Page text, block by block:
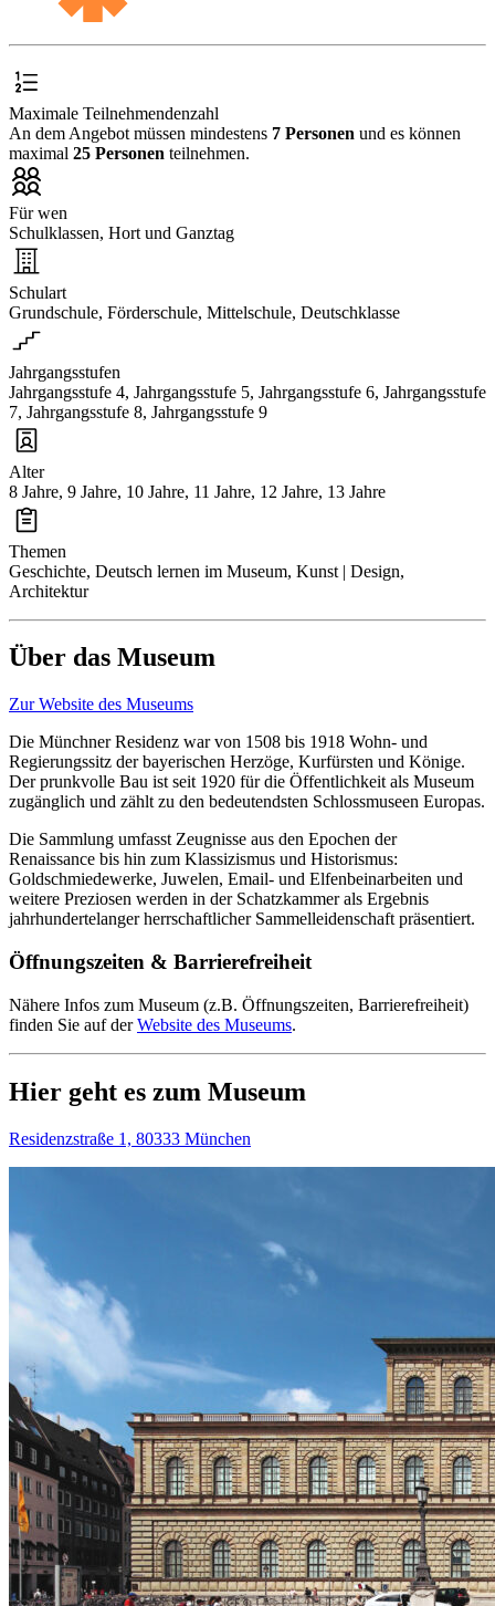
Maximale Teilnehmendenzahl
An dem Angebot müssen mindestens 7 Personen und es können
maximal 25 Personen teilnehmen.
Für wen
Schulklassen, Hort und Ganztag
Schulart
Grundschule, Förderschule, Mittelschule, Deutschklasse
Jahrgangsstufen
Jahrgangsstufe 4, Jahrgangsstufe 5, Jahrgangsstufe 6, Jahrgangsstufe
7, Jahrgangsstufe 8, Jahrgangsstufe 9
Alter
8 Jahre, 9 Jahre, 10 Jahre, 11 Jahre, 12 Jahre, 13 Jahre
Themen
Geschichte, Deutsch lernen im Museum, Kunst | Design,
Architektur
Über das Museum
Zur Website des Museums
Die Münchner Residenz war von 1508 bis 1918 Wohn- und
Regierungssitz der bayerischen Herzöge, Kurfürsten und Könige.
Der prunkvolle Bau ist seit 1920 für die Öffentlichkeit als Museum
zugänglich und zählt zu den bedeutendsten Schlossmuseen Europas.
Die Sammlung umfasst Zeugnisse aus den Epochen der
Renaissance bis hin zum Klassizismus und Historismus:
Goldschmiedewerke, Juwelen, Email- und Elfenbeinarbeiten und
weitere Preziosen werden in der Schatzkammer als Ergebnis
jahrhundertelanger herrschaftlicher Sammelleidenschaft präsentiert.
Öffnungszeiten & Barrierefreiheit
Nähere Infos zum Museum (z.B. Öffnungszeiten, Barrierefreiheit)
finden Sie auf derWebsite des Museums.
Hier geht es zum Museum
Residenzstraße 1, 80333 München